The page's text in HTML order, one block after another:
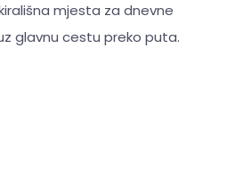
mjesta za dnevne
glavnu cestu preko puta.